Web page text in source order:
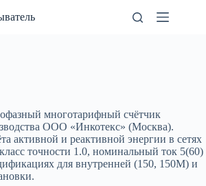
многотарифный счётчик
ООО «Инкотекс» (Москва).
активной и реактивной энергии в сетях
точности 1.0, номинальный ток 5(60)
для внутренней (150, 150М) и